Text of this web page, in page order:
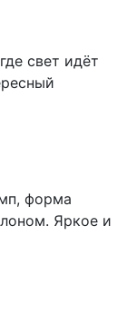
свет идёт
форма
Яркое и